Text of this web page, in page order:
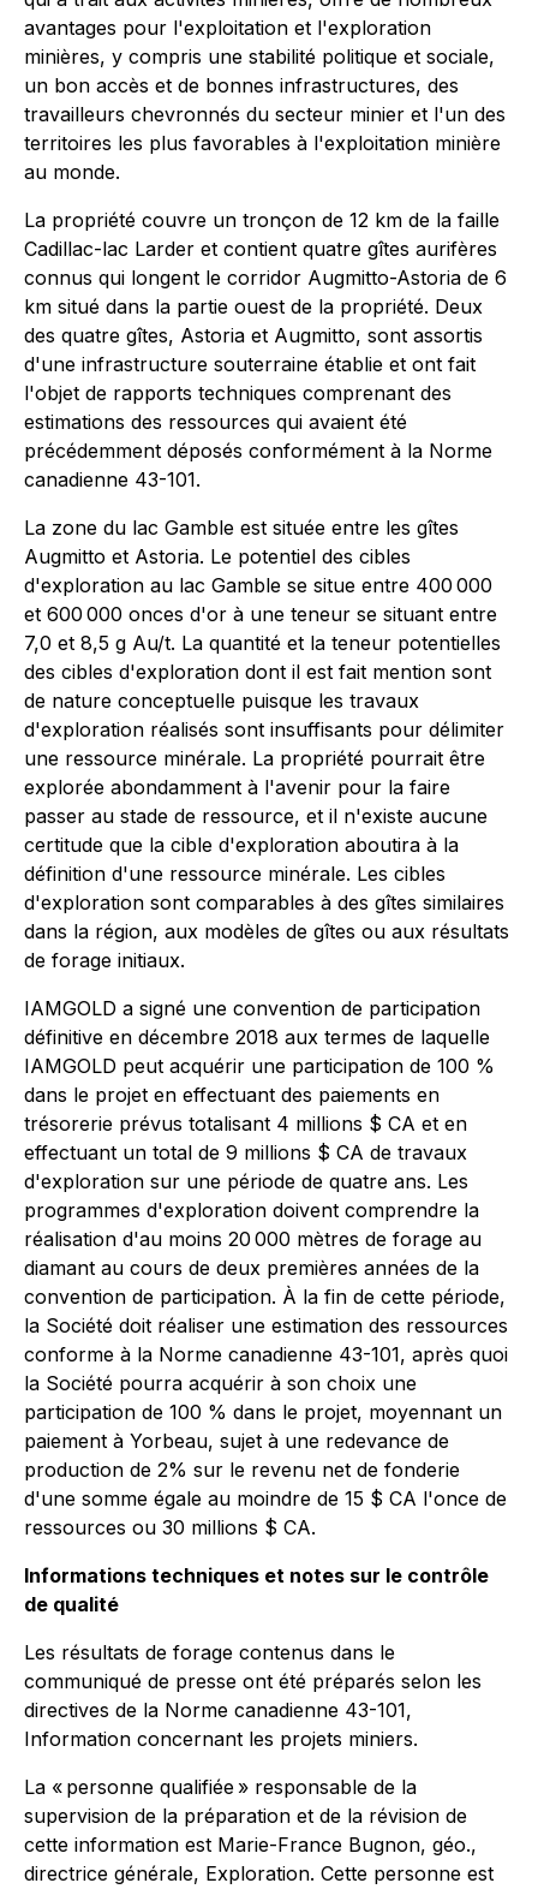
avantages pour l'exploitation et l'exploration
minières, y compris une stabilité politique et sociale,
un bon accès et de bonnes infrastructures, des
travailleurs chevronnés du secteur minier et l'un des
territoires les plus favorables à l'exploitation minière
au monde.
La propriété couvre un tronçon de 12 km de la faille
Cadillac-lac Larder et contient quatre gîtes aurifères
connus qui longent le corridor Augmitto-Astoria de 6
km situé dans la partie ouest de la propriété. Deux
des quatre gîtes, Astoria et Augmitto, sont assortis
d'une infrastructure souterraine établie et ont fait
l'objet de rapports techniques comprenant des
estimations des ressources qui avaient été
précédemment déposés conformément à la Norme
canadienne 43-101.
La zone du lac Gamble est située entre les gîtes
Augmitto et Astoria. Le potentiel des cibles
d'exploration au lac Gamble se situe entre 400 000
et 600 000 onces d'or à une teneur se situant entre
7,0 et 8,5 g Au/t. La quantité et la teneur potentielles
des cibles d'exploration dont il est fait mention sont
de nature conceptuelle puisque les travaux
d'exploration réalisés sont insuffisants pour délimiter
une ressource minérale. La propriété pourrait être
explorée abondamment à l'avenir pour la faire
passer au stade de ressource, et il n'existe aucune
certitude que la cible d'exploration aboutira à la
définition d'une ressource minérale. Les cibles
d'exploration sont comparables à des gîtes similaires
dans la région, aux modèles de gîtes ou aux résultats
de forage initiaux.
IAMGOLD a signé une convention de participation
définitive en décembre 2018 aux termes de laquelle
IAMGOLD peut acquérir une participation de 100 %
dans le projet en effectuant des paiements en
trésorerie prévus totalisant 4 millions $ CA et en
effectuant un total de 9 millions $ CA de travaux
d'exploration sur une période de quatre ans. Les
programmes d'exploration doivent comprendre la
réalisation d'au moins 20 000 mètres de forage au
diamant au cours de deux premières années de la
convention de participation. À la fin de cette période,
la Société doit réaliser une estimation des ressources
conforme à la Norme canadienne 43-101, après quoi
la Société pourra acquérir à son choix une
participation de 100 % dans le projet, moyennant un
paiement à Yorbeau, sujet à une redevance de
production de 2% sur le revenu net de fonderie
d'une somme égale au moindre de 15 $ CA l'once de
ressources ou 30 millions $ CA.
Informations techniques et notes sur le contrôle
de qualité
Les résultats de forage contenus dans le
communiqué de presse ont été préparés selon les
directives de la Norme canadienne 43-101,
Information concernant les projets miniers.
La « personne qualifiée » responsable de la
supervision de la préparation et de la révision de
cette information est Marie-France Bugnon, géo.,
directrice générale, Exploration. Cette personne est